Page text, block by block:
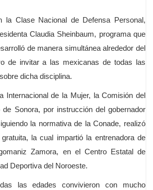
la Clase Nacional de Defensa Personal,
Claudia Sheinbaum, programa que
de manera simultánea alrededor del
de invitar a las mexicanas de todas las
dicha disciplina.
Internacional de la Mujer, la Comisión del
de Sonora, por instrucción del gobernador
la normativa de la Conade, realizó
la cual impartió la entrenadora de
Zamora, en el Centro Estatal de
Deportiva del Noroeste.
las edades convivieron con mucho